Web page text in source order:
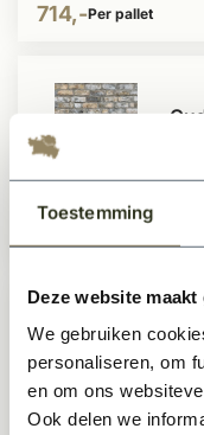
Toestemming
Deze website
We gebruiken
personaliseren, om
en om ons
Ook delen we
714,-Per pallet
632,50